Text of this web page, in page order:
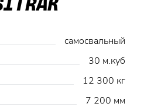
самосвальный
30 м.куб
12 300 кг
7 200 мм